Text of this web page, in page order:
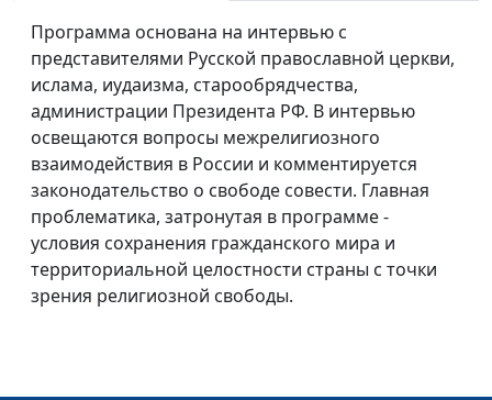
Программа основана на интервью с
представителями Русской православной церкви,
ислама, иудаизма, старообрядчества,
администрации Президента РФ. В интервью
освещаются вопросы межрелигиозного
взаимодействия в России и комментируется
законодательство о свободе совести. Главная
проблематика, затронутая в программе -
условия сохранения гражданского мира и
территориальной целостности страны с точки
зрения религиозной свободы.